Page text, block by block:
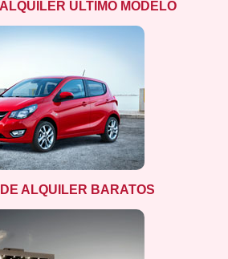
ÚLTIMO MODELO
ALQUILER BARATOS